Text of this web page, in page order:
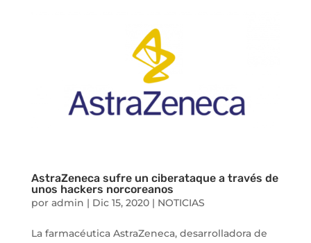
AstraZeneca sufre un ciberataque a través de
unos hackers norcoreanos
por admin | Dic 15, 2020| NOTICIAS
La farmacéutica AstraZeneca, desarrolladora de